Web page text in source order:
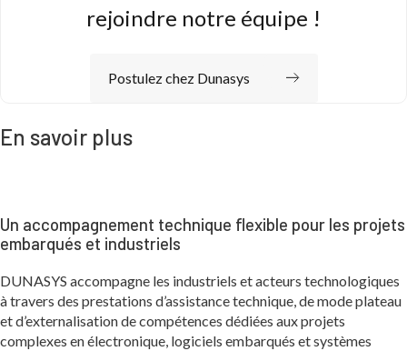
rejoindre notre équipe !
Postulez chez Dunasys
En savoir plus
Un accompagnement technique flexible pour les projets
embarqués et industriels
DUNASYS accompagne les industriels et acteurs technologiques
à travers des prestations d’assistance technique, de mode plateau
et d’externalisation de compétences dédiées aux projets
complexes en électronique, logiciels embarqués et systèmes